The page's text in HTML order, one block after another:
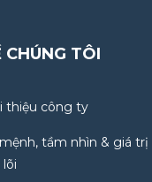
CHÚNG TÔI
thiệu công ty
tầm nhìn & giá trị